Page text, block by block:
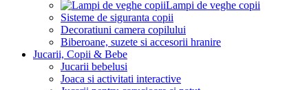
Lampi de veghe copii
Sisteme de siguranta copii
Decoratiuni camera copilului
Biberoane, suzete si accesorii hranire
Jucarii, Copii & Bebe
Jucarii bebelusi
Joaca si activitati interactive